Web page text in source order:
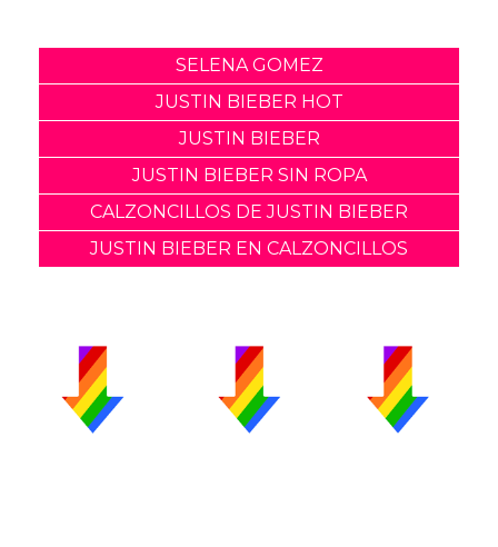
SELENA GOMEZ
JUSTIN BIEBER HOT
JUSTIN BIEBER
JUSTIN BIEBER SIN ROPA
CALZONCILLOS DE JUSTIN BIEBER
JUSTIN BIEBER EN CALZONCILLOS